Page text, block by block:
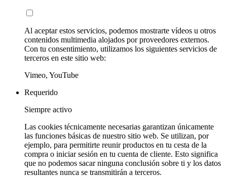
Al aceptar estos servicios, podemos mostrarte vídeos u otros
contenidos multimedia alojados por proveedores externos.
Con tu consentimiento, utilizamos los siguientes servicios de
terceros en este sitio web:
Vimeo, YouTube
Requerido
Siempre activo
Las cookies técnicamente necesarias garantizan únicamente
las funciones básicas de nuestro sitio web. Se utilizan, por
ejemplo, para permitirte reunir productos en tu cesta de la
compra o iniciar sesión en tu cuenta de cliente. Esto significa
que no podemos sacar ninguna conclusión sobre ti y los datos
resultantes nunca se transmitirán a terceros.